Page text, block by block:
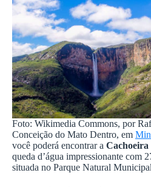
Foto: Wikimedia Commons, por
Conceição do Mato Dentro, em
você poderá encontrar a
queda d’água impressionante com
situada no Parque Natural